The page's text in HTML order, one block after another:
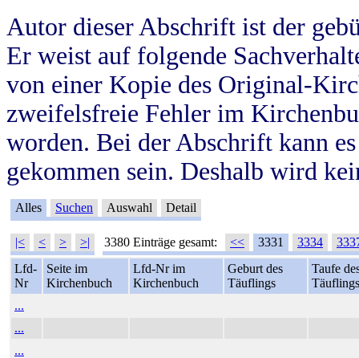
Autor dieser Abschrift ist der
Er weist auf folgende
von einer Kopie des Original-
zweifelsfreie Fehler im
worden. Bei der Abschrift kann
gekommen sein. Deshalb wird
Alles Suchen Auswahl Detail
|< < > >| 3380 Einträge gesamt: << 3331 3334
Lfd-
Nr
Seite im
Kirchenbuch
Lfd-Nr im
Kirchenbuch
Geburt des
Täuflings
Taufe
Täuflings
...
...
...